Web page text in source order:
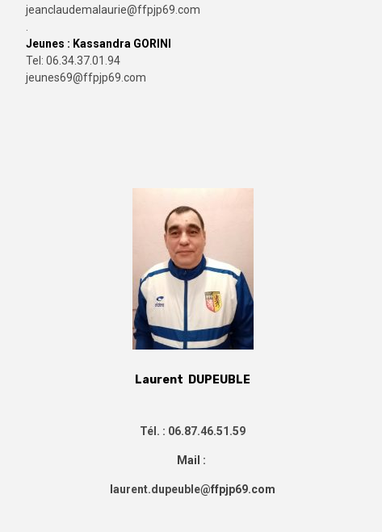
jeanclaudemalaurie@ffpjp69.com
Jeunes : Kassandra GORINI
Tel: 06.34.37.01.94
jeunes69@ffpjp69.com
Laurent DUPEUBLE
Tél. : 06.87.46.51.59
Mail :
laurent.dupeuble@ffpjp69.com